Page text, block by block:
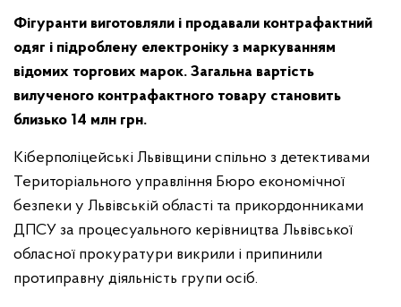
Фігуранти виготовляли і продавали контрафактний
одяг і підроблену електроніку з маркуванням
відомих торгових марок. Загальна вартість
вилученого контрафактного товару становить
близько 14 млн грн.
Кіберполіцейські Львівщини спільно з детективами
Територіального управління Бюро економічної
безпеки у Львівській області та прикордонниками
ДПСУ за процесуального керівництва Львівської
обласної прокуратури викрили і припинили
протиправну діяльність групи осіб.